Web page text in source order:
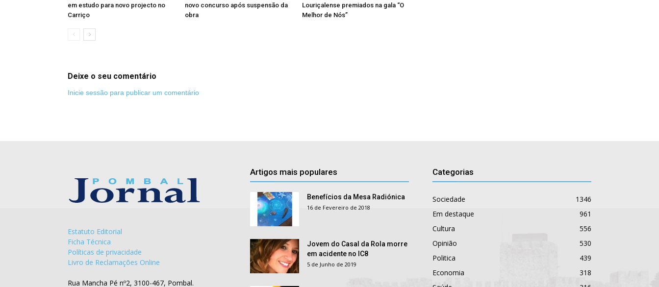
em estudo para novo projecto no
Carriço
novo concurso após suspensão da
obra
Louriçalense premiados na gala “O
Melhor de Nós”
Deixe o seu comentário
Inicie sessão para publicar um comentário
Estatuto Editorial
Ficha Técnica
Políticas de privacidade
Livro de Reclamações Online
Rua Mancha Pé nº2, 3100-467, Pombal.
Artigos mais populares
Benefícios da Mesa Radiónica
16 de Fevereiro de 2018
Jovem do Casal da Rola morre
em acidente no IC8
5 de Junho de 2019
Categorias
Sociedade
1346
Em destaque
961
Cultura
556
Opinião
530
Politica
439
Economia
318